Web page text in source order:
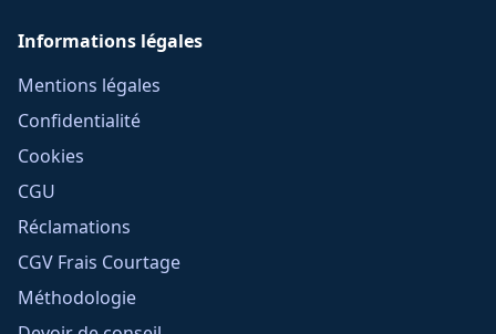
Informations légales
Mentions légales
Confidentialité
Cookies
CGU
Réclamations
CGV Frais Courtage
Méthodologie